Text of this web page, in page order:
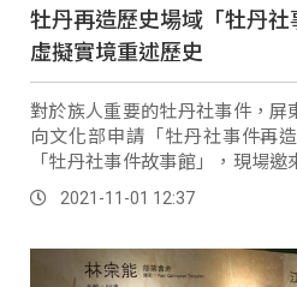
牡丹再造歷史場域「牡丹社
虛擬實境重述歷史
對於族人重要的牡丹社事件，屏
向文化部申請「牡丹社事件再
「牡丹社事件故事館」，現場邀
歌謠縈繞，為「牡丹社事件故事
2021-11-01 12:37